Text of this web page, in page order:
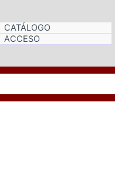
CATÁLOGO
ACCESO